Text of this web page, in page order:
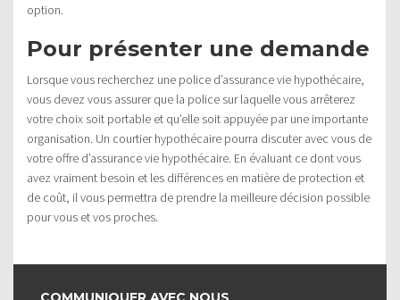
option.
Pour présenter une demande
Lorsque vous recherchez une police d’assurance vie hypothécaire,
vous devez vous assurer que la police sur laquelle vous arrêterez
votre choix soit portable et qu’elle soit appuyée par une importante
organisation. Un courtier hypothécaire pourra discuter avec vous de
votre offre d’assurance vie hypothécaire. En évaluant ce dont vous
avez vraiment besoin et les différences en matière de protection et
de coût, il vous permettra de prendre la meilleure décision possible
pour vous et vos proches.